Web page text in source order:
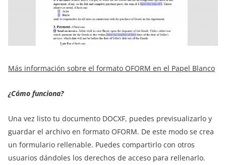
Más información sobre el formato OFORM en el Papel Blanco
¿Cómo funciona?
Una vez listo tu documento DOCXF, puedes previsualizarlo y
guardar el archivo en formato OFORM. De este modo se crea
un formulario rellenable. Puedes compartirlo con otros
usuarios dándoles los derechos de acceso para rellenarlo.